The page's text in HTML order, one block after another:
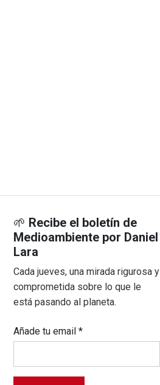
🌱 Recibe el boletín de
Medioambiente por Daniel
Lara
Cada jueves, una mirada rigurosa y
comprometida sobre lo que le
está pasando al planeta.
Añade tu email*